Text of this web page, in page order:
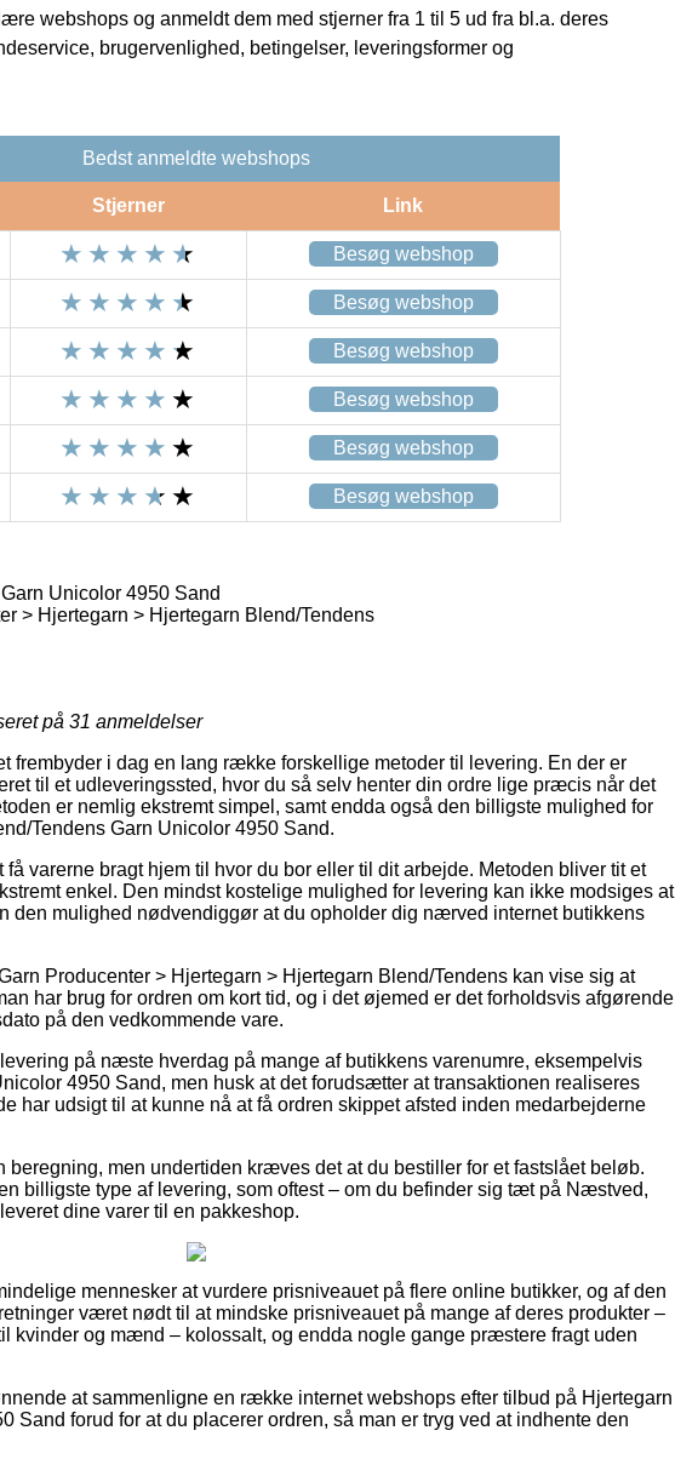
webshops og anmeldt dem med stjerner fra 1 til 5 ud fra bl.a. deres
brugervenlighed, betingelser, leveringsformer og
Bedst anmeldte webshops
Stjerner Link
Besøg webshop
Besøg webshop
Besøg webshop
Besøg webshop
Besøg webshop
Besøg webshop
Unicolor 4950 Sand
> Hjertegarn > Hjertegarn Blend/Tendens
på 31 anmeldelser
frembyder i dag en lang række forskellige metoder til levering. En der er
til et udleveringssted, hvor du så selv henter din ordre lige præcis når det
er nemlig ekstremt simpel, samt endda også den billigste mulighed for
Tendens Garn Unicolor 4950 Sand.
varerne bragt hjem til hvor du bor eller til dit arbejde. Metoden bliver tit et
enkel. Den mindst kostelige mulighed for levering kan ikke modsiges at
den mulighed nødvendiggør at du opholder dig nærved internet butikkens
Producenter > Hjertegarn > Hjertegarn Blend/Tendens kan vise sig at
har brug for ordren om kort tid, og i det øjemed er det forholdsvis afgørende
på den vedkommende vare.
på næste hverdag på mange af butikkens varenumre, eksempelvis
4950 Sand, men husk at det forudsætter at transaktionen realiseres
har udsigt til at kunne nå at få ordren skippet afsted inden medarbejderne
beregning, men undertiden kræves det at du bestiller for et fastslået beløb.
billigste type af levering, som oftest – om du befinder sig tæt på Næstved,
dine varer til en pakkeshop.
mennesker at vurdere prisniveauet på flere online butikker, og af den
været nødt til at mindske prisniveauet på mange af deres produkter –
kvinder og mænd – kolossalt, og endda nogle gange præstere fragt uden
at sammenligne en række internet webshops efter tilbud på Hjertegarn
Sand forud for at du placerer ordren, så man er tryg ved at indhente den